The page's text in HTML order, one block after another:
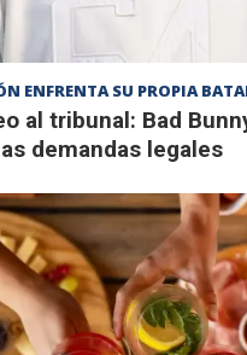
ENFRENTA SU PROPIA
al tribunal: Bad
demandas legales